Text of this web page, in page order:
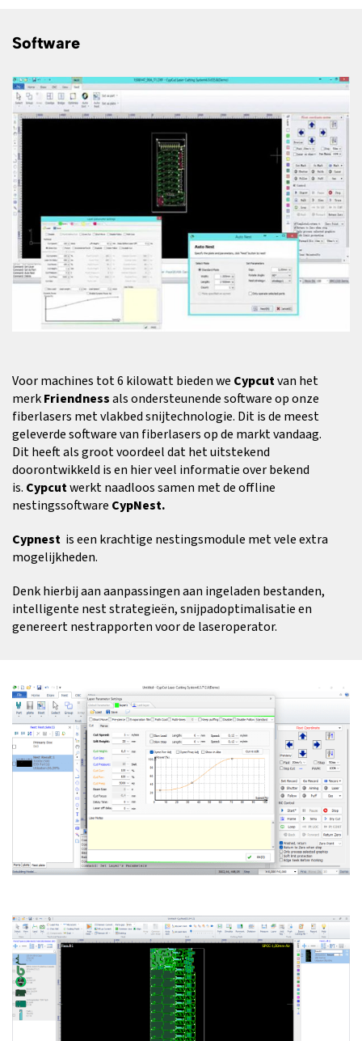
Software
Voor machines tot 6 kilowatt bieden we Cypcutvan het
merkFriendnessals ondersteunende software op onze
fiberlasers met vlakbed snijtechnologie. Dit is de meest
geleverde software van fiberlasers op de markt vandaag.
Dit heeft als groot voordeel dat het uitstekend
doorontwikkeld is en hier veel informatie over bekend
is. Cypcutwerkt naadloos samen met de offline
nestingssoftware CypNest.
Cypnest is een krachtige nestingsmodule met vele extra
mogelijkheden.
Denk hierbij aan aanpassingen aan ingeladen bestanden,
intelligente nest strategieën, snijpadoptimalisatie en
genereert nestrapporten voor de laseroperator.